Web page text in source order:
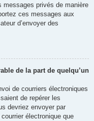
messages privés de manière
ces messages aux
d’envoyer des
de la part de quelqu’un
de courriers électroniques
de repérer les
devriez envoyer par
électronique que